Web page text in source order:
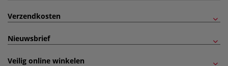
Verzendkosten
Nieuwsbrief
Veilig online winkelen